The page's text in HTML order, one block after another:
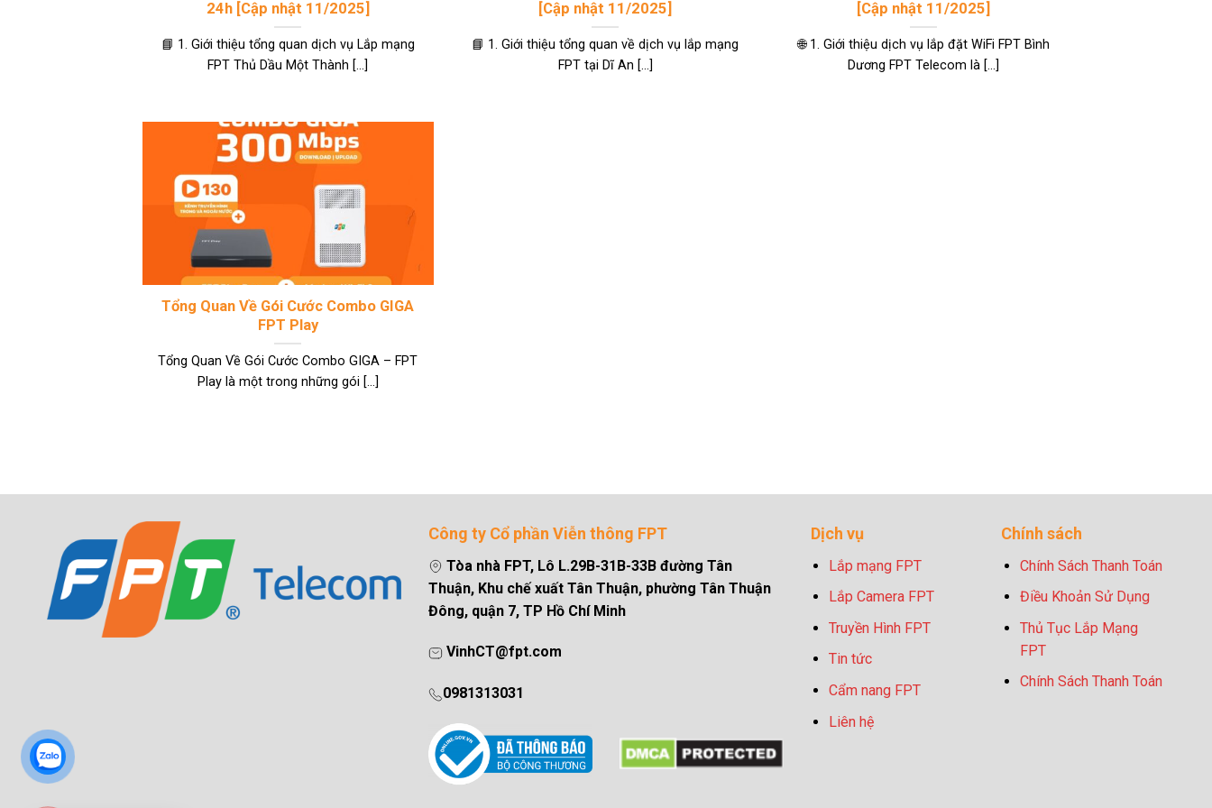
24h [Cập nhật 11/2025]
📘 1. Giới thiệu tổng quan dịch vụ Lắp mạng
FPT Thủ Dầu Một Thành [...]
[Cập nhật 11/2025]
📘 1. Giới thiệu tổng quan về dịch vụ lắp mạng
FPT tại Dĩ An [...]
[Cập nhật 11/2025]
🌐 1. Giới thiệu dịch vụ lắp đặt WiFi FPT Bình
Dương FPT Telecom là [...]
Tổng Quan Về Gói Cước Combo GIGA
FPT Play
Tổng Quan Về Gói Cước Combo GIGA – FPT
Play là một trong những gói [...]
Công ty Cổ phần Viễn thông FPT
Tòa nhà FPT, Lô L.29B-31B-33B đường Tân
Thuận, Khu chế xuất Tân Thuận, phường Tân Thuận
Đông, quận 7, TP Hồ Chí Minh
VinhCT@fpt.com
0981313031
Dịch vụ
Lắp mạng FPT
Lắp Camera FPT
Truyền Hình FPT
Tin tức
Cẩm nang FPT
Liên hệ
Chính sách
Chính Sách Thanh Toán
Điều Khoản Sử Dụng
Thủ Tục Lắp Mạng
FPT
Chính Sách Thanh Toán